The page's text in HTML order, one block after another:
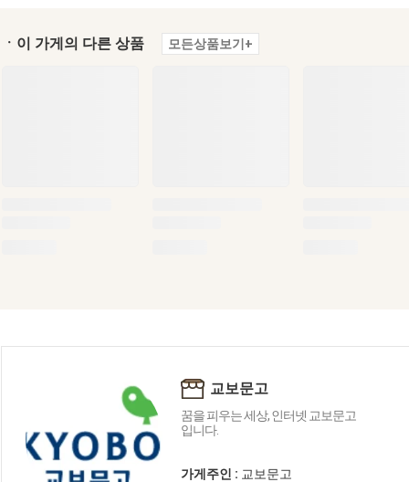
ㆍ이 가게의 다른 상품 모든상품보기+
교보문고
꿈을 피우는 세상, 인터넷 교보문고
입니다.
가게주인 : 교보문고